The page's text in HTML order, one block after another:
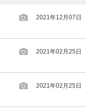
2021年12月07日
2021年02月25日
2021年02月25日